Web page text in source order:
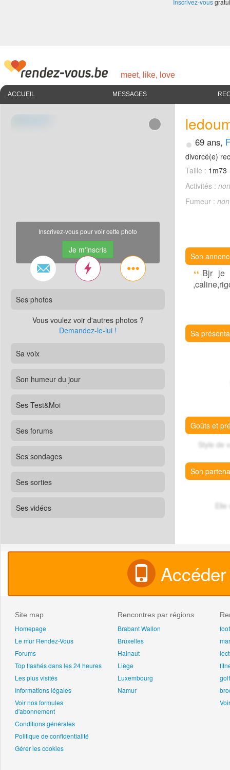
Inscrivez-vous
meet, like, love
ACCUEIL MESSAGES
Inscrivez-vous pour voir cette photo
Je m'inscris
Ses photos
Vous voulez voir d'autres photos ?
Demandez-le-lui !
Sa voix
Son humeur du jour
Ses Test&Moi
Ses forums
Ses sondages
Ses sorties
Ses vidéos
• 69 ans,
divorcé(e)
Taille : 1m73
Activités :
Fumeur :
Son
Bjr je
Sa
Goûts et
Style de
Son
Site map
Homepage
Le mur Rendez-Vous
Forums
Top flashés dans les 24 heures
Les plus visités
Informations légales
Voir nos formules
d'abonnement
Conditions générales
Politique de confidentialité
Gérer les cookies
Rencontres par régions
Brabant Wallon
Bruxelles
Hainaut
Liège
Luxembourg
Namur
foot
golf